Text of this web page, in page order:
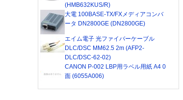
(HMB632KUS/R)
大電 100BASE-TX/FXメディアコンバ
ータ DN2800GE (DN2800GE)
エイム電子 光ファイバーケーブル
DLC/DSC MM62.5 2m (AFP2-
DLC/DSC-62-02)
CANON P-002 LBP用ラベル用紙 A4 0
面 (6055A006)